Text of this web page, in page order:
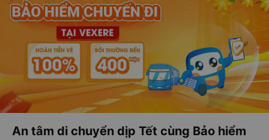
An tâm di chuyển dịp Tết cùng Bảo hiểm